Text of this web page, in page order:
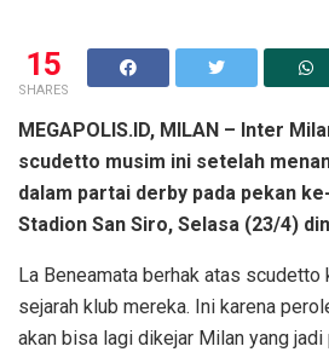
15
SHARES
MEGAPOLIS.ID, MILAN – Inter
scudetto musim ini setelah
dalam partai derby pada pekan
Stadion San Siro, Selasa (23/4)
La Beneamata berhak atas scudetto
sejarah klub mereka. Ini karena
akan bisa lagi dikejar Milan yang